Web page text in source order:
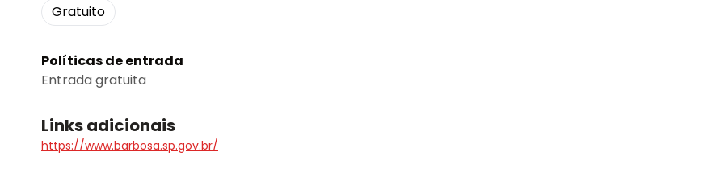
Gratuito
Políticas de entrada
Entrada gratuita
Links adicionais
https://www.barbosa.sp.gov.br/